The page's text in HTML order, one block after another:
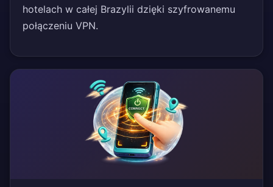
hotelach w całej Brazylii dzięki szyfrowanemu
połączeniu VPN.